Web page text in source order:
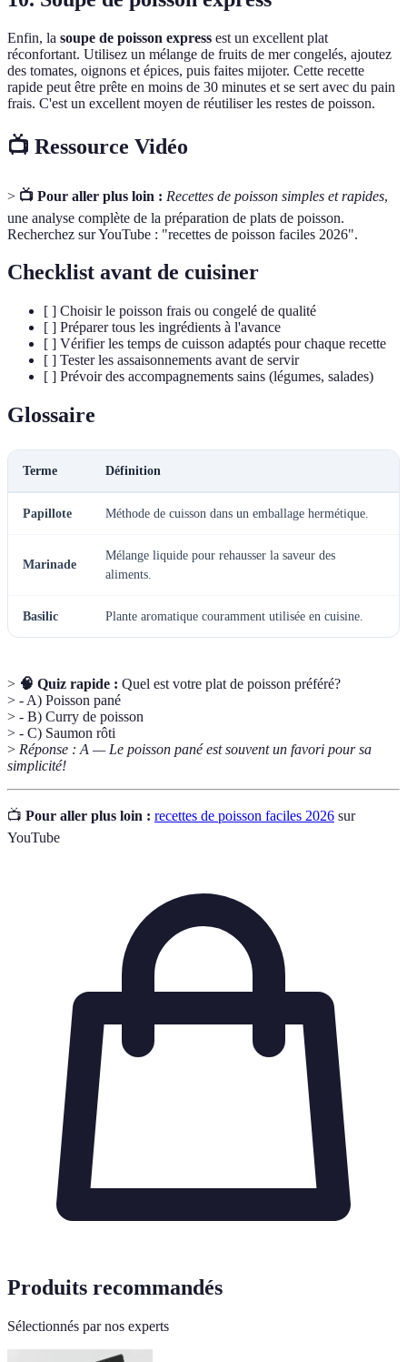
Enfin, la soupe de poisson express est un excellent plat
réconfortant. Utilisez un mélange de fruits de mer congelés, ajoutez
des tomates, oignons et épices, puis faites mijoter. Cette recette
rapide peut être prête en moins de 30 minutes et se sert avec du pain
frais. C'est un excellent moyen de réutiliser les restes de poisson.
📺 Ressource Vidéo
> 📺 Pour aller plus loin : Recettes de poisson simples et rapides,
une analyse complète de la préparation de plats de poisson.
Recherchez sur YouTube : "recettes de poisson faciles 2026".
Checklist avant de cuisiner
[ ] Choisir le poisson frais ou congelé de qualité
[ ] Préparer tous les ingrédients à l'avance
[ ] Vérifier les temps de cuisson adaptés pour chaque recette
[ ] Tester les assaisonnements avant de servir
[ ] Prévoir des accompagnements sains (légumes, salades)
Glossaire
Terme Définition
Papillote Méthode de cuisson dans un emballage hermétique.
Marinade
Mélange liquide pour rehausser la saveur des
aliments.
Basilic Plante aromatique couramment utilisée en cuisine.
> 🧠 Quiz rapide : Quel est votre plat de poisson préféré?
> - A) Poisson pané
> - B) Curry de poisson
> - C) Saumon rôti
> Réponse : A — Le poisson pané est souvent un favori pour sa
simplicité!
📺 Pour aller plus loin : recettes de poisson faciles 2026 sur
YouTube
Produits recommandés
Sélectionnés par nos experts